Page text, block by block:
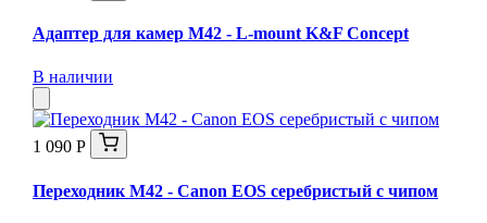
Адаптер для камер M42 - L-mount K&F Concept
В наличии
1 090 Р
Переходник M42 - Canon EOS серебристый с чипом